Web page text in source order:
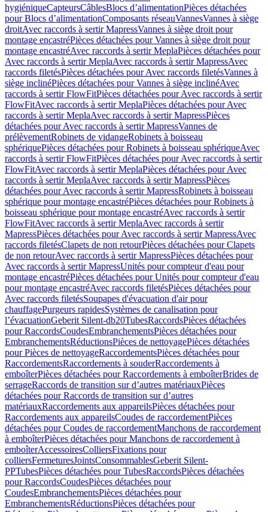
hygiéniqueCapteursCâblesBlocs d’alimentationPièces détachées
pour Blocs d’alimentationComposants réseauVannesVannes à siège
droitAvec raccords à sertir MapressVannes à siège droit pour
montage encastréPièces détachées pour Vannes à siège droit pour
montage encastréAvec raccords à sertir MeplaPièces détachées pour
Avec raccords à sertir MeplaAvec raccords à sertir MapressAvec
raccords filetésPièces détachées pour Avec raccords filetésVannes à
siège inclinéPièces détachées pour Vannes à siège inclinéAvec
raccords à sertir FlowFitPièces détachées pour Avec raccords à sertir
FlowFitAvec raccords à sertir MeplaPièces détachées pour Avec
raccords à sertir MeplaAvec raccords à sertir MapressPièces
détachées pour Avec raccords à sertir MapressVannes de
prélèvementRobinets de vidangeRobinets à boisseau
sphériquePièces détachées pour Robinets à boisseau sphériqueAvec
raccords à sertir FlowFitPièces détachées pour Avec raccords à sertir
FlowFitAvec raccords à sertir MeplaPièces détachées pour Avec
raccords à sertir MeplaAvec raccords à sertir MapressPièces
détachées pour Avec raccords à sertir MapressRobinets à boisseau
sphérique pour montage encastréPièces détachées pour Robinets à
boisseau sphérique pour montage encastréAvec raccords à sertir
FlowFitAvec raccords à sertir MeplaAvec raccords à sertir
MapressPièces détachées pour Avec raccords à sertir MapressAvec
raccords filetésClapets de non retourPièces détachées pour Clapets
de non retourAvec raccords à sertir MapressPièces détachées pour
Avec raccords à sertir MapressUnités pour compteur d'eau pour
montage encastréPièces détachées pour Unités pour compteur d'eau
pour montage encastréAvec raccords filetésPièces détachées pour
Avec raccords filetésSoupapes d'évacuation d'air pour
chauffagePurgeurs rapidesSystèmes de canalisation pour
l’évacuationGeberit Silent-db20TubesRaccordsPièces détachées
pour RaccordsCoudesEmbranchementsPièces détachées pour
EmbranchementsRéductionsPièces de nettoyagePièces détachées
pour Pièces de nettoyageRaccordementsPièces détachées pour
RaccordementsRaccordements à souderRaccordements à
emboîterPièces détachées pour Raccordements à emboîterBrides de
serrageRaccords de transition sur d’autres matériauxPièces
détachées pour Raccords de transition sur d’autres
matériauxRaccordements aux appareilsPièces détachées pour
Raccordements aux appareilsCoudes de raccordementPièces
détachées pour Coudes de raccordementManchons de raccordement
à emboîterPièces détachées pour Manchons de raccordement à
emboîterAccessoiresColliersFixations pour
colliersFermeturesJointsConsommablesGeberit Silent-
PPTubesPièces détachées pour TubesRaccordsPièces détachées
pour RaccordsCoudesPièces détachées pour
CoudesEmbranchementsPièces détachées pour
EmbranchementsRéductionsPièces détachées pour